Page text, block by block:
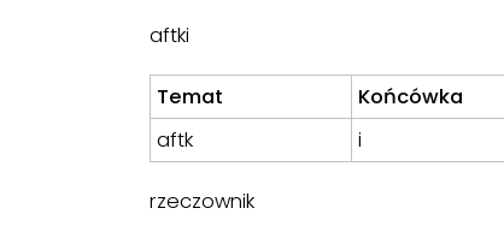
aftki
Temat Końcówka
aftk
i
rzeczownik